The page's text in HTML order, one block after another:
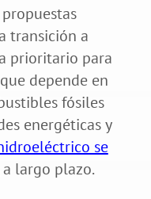
transición a
prioritario para
depende en
fósiles
energéticas y
se
largo plazo.